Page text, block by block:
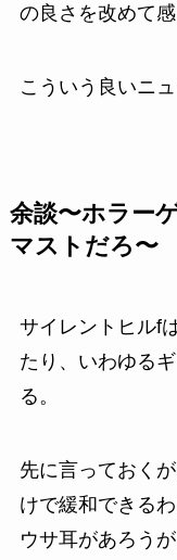
の良さを改めて感
こういう良いニ
余談〜ホラー
マストだろ〜
サイレントヒルf
たり、いわゆる
る。
先に言っておく
けで緩和できるわ
ウサ耳があろう